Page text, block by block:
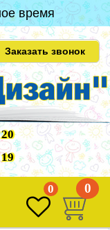
время
Заказать звонок
0 0